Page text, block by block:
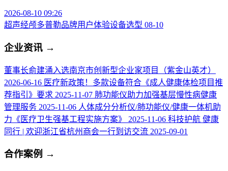
2026-08-10 09:26
超声经颅多普勒品牌用户体验设备选型 08-10
企业资讯 →
董事长俞建涌入选南京市创新型企业家项目（紫金山英才）
2026-06-16 医疗新政策！多款设备符合《成人健康体检项目推
荐指引》要求 2025-11-07 肺功能仪助力加强基层慢性病健康
管理服务 2025-11-06 人体成分分析仪/肺功能仪/健康一体机助
力《医疗卫生强基工程实施方案》
2025-11-06 科技护航 健康
同行 | 欢迎浙江省杭州商会一行到访交流 2025-09-01
合作案例 →